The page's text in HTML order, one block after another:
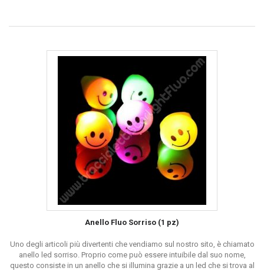
Anello Fluo Sorriso (1 pz)
Uno degli articoli più divertenti che vendiamo sul nostro sito, è chiamato
anello led sorriso. Proprio come può essere intuibile dal suo nome,
questo consiste in un anello che si illumina grazie a un led che si trova al